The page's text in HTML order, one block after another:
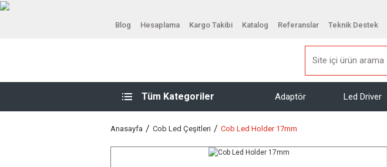
Blog Hesaplama Kargo Takibi Katalog Referanslar Teknik Destek
Tüm Kategoriler Adaptör Led Driver
Anasayfa Cob Led Çeşitleri Cob Led Holder 17mm